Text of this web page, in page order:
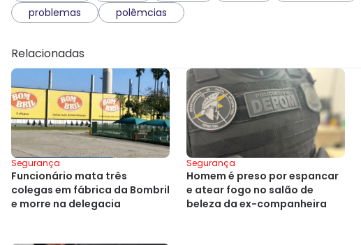
problemas
polêmcias
Relacionadas
Segurança
Funcionário mata três
colegas em fábrica da Bombril
e morre na delegacia
Segurança
Homem é preso por espancar
e atear fogo no salão de
beleza da ex-companheira